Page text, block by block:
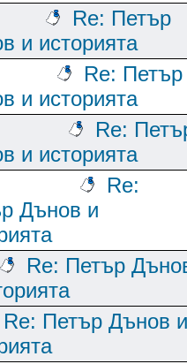
Re: Петър
и историята
Re: Петър
и историята
Re:
и историята
Re:
Дънов и
Re: Петър
Re: Петър Дънов и